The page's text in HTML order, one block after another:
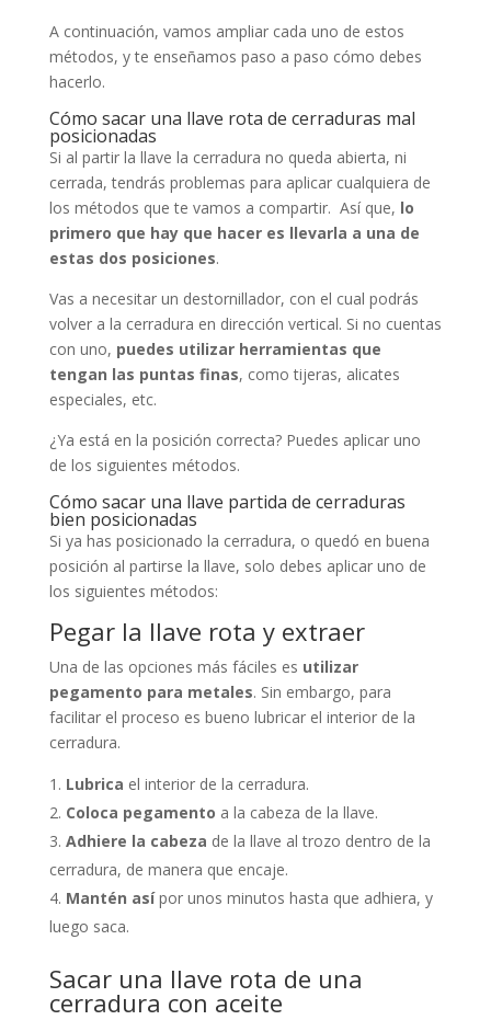
A continuación, vamos ampliar cada uno de estos
métodos, y te enseñamos paso a paso cómo debes
hacerlo.
Cómo sacar una llave rota de cerraduras mal
posicionadas
Si al partir la llave la cerradura no queda abierta, ni
cerrada, tendrás problemas para aplicar cualquiera de
los métodos que te vamos a compartir. Así que, lo
primero que hay que hacer es llevarla a una de
estas dos posiciones.
Vas a necesitar un destornillador, con el cual podrás
volver a la cerradura en dirección vertical. Si no cuentas
con uno, puedes utilizar herramientas que
tengan las puntas finas, como tijeras, alicates
especiales, etc.
¿Ya está en la posición correcta? Puedes aplicar uno
de los siguientes métodos.
Cómo sacar una llave partida de cerraduras
bien posicionadas
Si ya has posicionado la cerradura, o quedó en buena
posición al partirse la llave, solo debes aplicar uno de
los siguientes métodos:
Pegar la llave rota y extraer
Una de las opciones más fáciles es utilizar
pegamento para metales. Sin embargo, para
facilitar el proceso es bueno lubricar el interior de la
cerradura.
Lubrica el interior de la cerradura.
Coloca pegamento a la cabeza de la llave.
Adhiere la cabeza de la llave al trozo dentro de la
cerradura, de manera que encaje.
Mantén asípor unos minutos hasta que adhiera, y
luego saca.
Sacar una llave rota de una
cerradura con aceite